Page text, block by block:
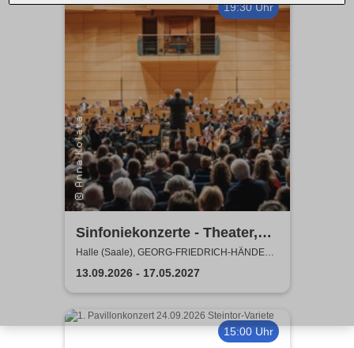
19:30 Uhr
Sinfoniekonzerte - Theater,
Oper und Orchester Halle
Halle (Saale), GEORG-FRIEDRICH-HÄNDEL
HALLE
13.09.2026 - 17.05.2027
15:00 Uhr